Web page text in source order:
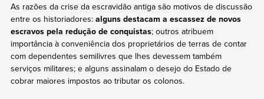
As razões da crise da escravidão antiga são motivos de discussão
entre os historiadores: alguns destacam a escassez de novos
escravos pela redução de conquistas; outros atribuem
importância à conveniência dos proprietários de terras de contar
com dependentes semilivres que lhes devessem também
serviços militares; e alguns assinalam o desejo do Estado de
cobrar maiores impostos ao tributar os colonos.